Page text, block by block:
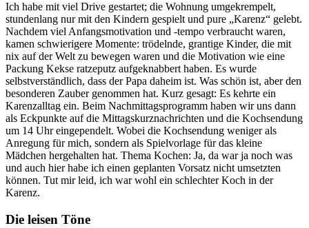
Ich habe mit viel Drive gestartet; die Wohnung umgekrempelt,
stundenlang nur mit den Kindern gespielt und pure „Karenz“ gelebt.
Nachdem viel Anfangsmotivation und -tempo verbraucht waren,
kamen schwierigere Momente: trödelnde, grantige Kinder, die mit
nix auf der Welt zu bewegen waren und die Motivation wie eine
Packung Kekse ratzeputz aufgeknabbert haben. Es wurde
selbstverständlich, dass der Papa daheim ist. Was schön ist, aber den
besonderen Zauber genommen hat. Kurz gesagt: Es kehrte ein
Karenzalltag ein. Beim Nachmittagsprogramm haben wir uns dann
als Eckpunkte auf die Mittagskurznachrichten und die Kochsendung
um 14 Uhr eingependelt. Wobei die Kochsendung weniger als
Anregung für mich, sondern als Spielvorlage für das kleine
Mädchen hergehalten hat. Thema Kochen: Ja, da war ja noch was
und auch hier habe ich einen geplanten Vorsatz nicht umsetzten
können. Tut mir leid, ich war wohl ein schlechter Koch in der
Karenz.
Die leisen Töne